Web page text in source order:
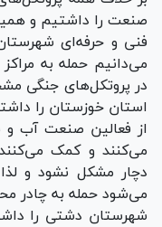
صنعت را داشتیم و
فنی و حرفه‌ای
می‌دانیم حمله به
در پروتکل‌های جنگی
استان خوزستان را
از فعالین صنعت آب
می‌کنند و کمک
دچار مشکل نشود و
می‌شود حمله به چادر
شهرستان دشتی را